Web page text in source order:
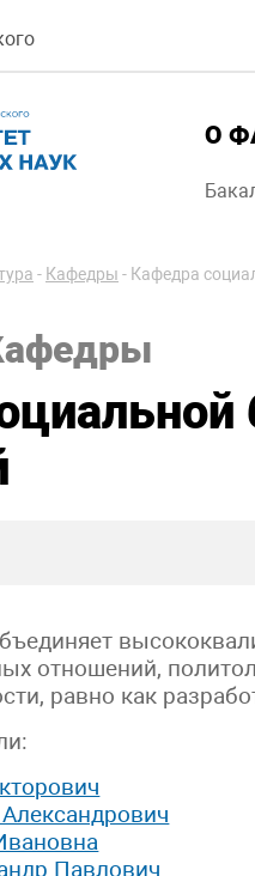
О
- Кафедры - Кафедра
отношений,
равно как
Павлович